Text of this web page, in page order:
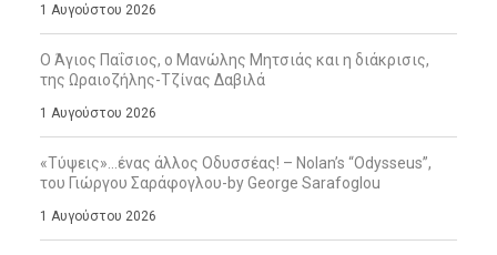
1 Αυγούστου 2026
Ο Άγιος Παΐσιος, ο Μανώλης Μητσιάς και η διάκρισις,
της Ωραιοζήλης-Τζίνας Δαβιλά
1 Αυγούστου 2026
«Τύψεις»…ένας άλλος Οδυσσέας! – Nolan’s “Odysseus”,
του Γιώργου Σαράφογλου-by George Sarafoglou
1 Αυγούστου 2026